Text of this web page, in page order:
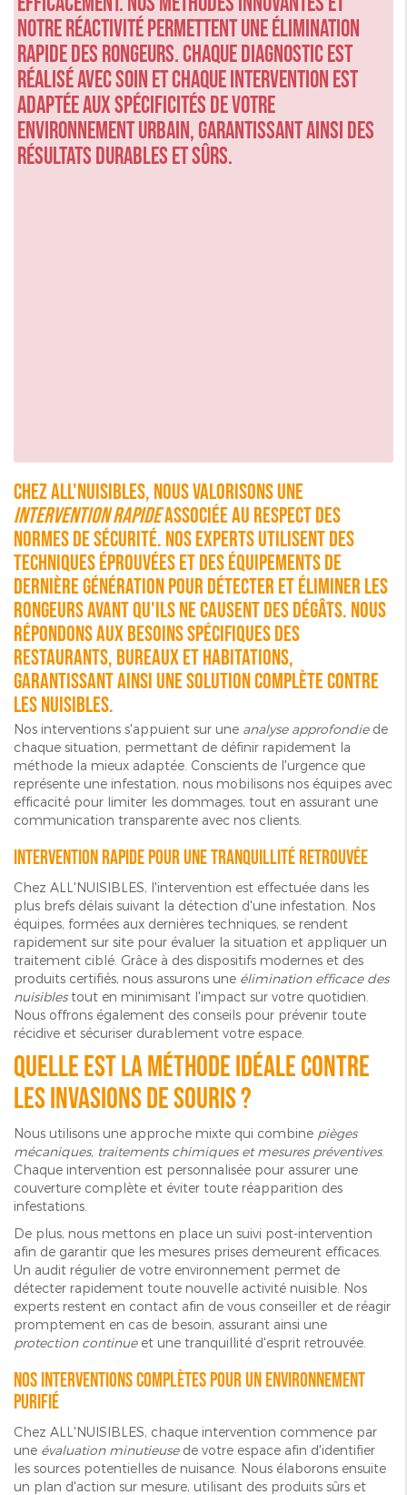
notre réactivité permettent une élimination
rapide des rongeurs. Chaque diagnostic est
réalisé avec soin et chaque intervention est
adaptée aux spécificités de votre
environnement urbain, garantissant ainsi des
résultats durables et sûrs.
Chez ALL'NUISIBLES, nous valorisons une
intervention rapideassociée au respect des
normes de sécurité. Nos experts utilisent des
techniques éprouvées et des équipements de
dernière génération pour détecter et éliminer les
rongeurs avant qu'ils ne causent des dégâts. Nous
répondons aux besoins spécifiques des
restaurants, bureaux et habitations,
garantissant ainsi une solution complète contre
les nuisibles.
Nos interventions s'appuient sur une analyse approfondiede
chaque situation, permettant de définir rapidement la
méthode la mieux adaptée. Conscients de l'urgence que
représente une infestation, nous mobilisons nos équipes avec
efficacité pour limiter les dommages, tout en assurant une
communication transparente avec nos clients.
Intervention rapide pour une tranquillité retrouvée
Chez ALL'NUISIBLES, l'intervention est effectuée dans les
plus brefs délais suivant la détection d'une infestation. Nos
équipes, formées aux dernières techniques, se rendent
rapidement sur site pour évaluer la situation et appliquer un
traitement ciblé. Grâce à des dispositifs modernes et des
produits certifiés, nous assurons une élimination efficace des
nuisiblestout en minimisant l'impact sur votre quotidien.
Nous offrons également des conseils pour prévenir toute
récidive et sécuriser durablement votre espace.
Quelle est la méthode idéale contre
les invasions de souris ?
Nous utilisons une approche mixte qui combine pièges
mécaniques, traitements chimiques et mesures préventives.
Chaque intervention est personnalisée pour assurer une
couverture complète et éviter toute réapparition des
infestations.
De plus, nous mettons en place un suivi post-intervention
afin de garantir que les mesures prises demeurent efficaces.
Un audit régulier de votre environnement permet de
détecter rapidement toute nouvelle activité nuisible. Nos
experts restent en contact afin de vous conseiller et de réagir
promptement en cas de besoin, assurant ainsi une
protection continueet une tranquillité d'esprit retrouvée.
Nos interventions complètes pour un environnement
purifié
Chez ALL'NUISIBLES, chaque intervention commence par
une évaluation minutieusede votre espace afin d'identifier
les sources potentielles de nuisance. Nous élaborons ensuite
un plan d'action sur mesure, utilisant des produits sûrs et